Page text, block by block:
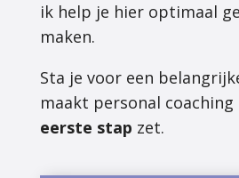
ik help je hier optimaal
maken.
Sta je voor een
maakt personal
eerste stap zet.